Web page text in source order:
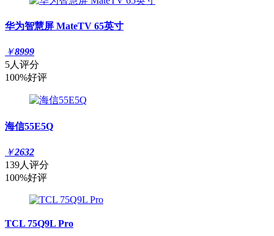
华为智慧屏 MateTV 65英寸
￥8999
5人评分
100%好评
海信55E5Q
￥2632
139人评分
100%好评
TCL 75Q9L Pro